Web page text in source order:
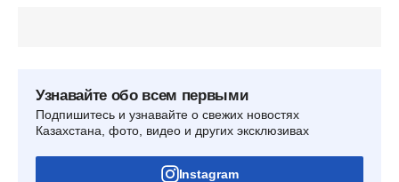
Узнавайте обо всем первыми
Подпишитесь и узнавайте о свежих новостях
Казахстана, фото, видео и других эксклюзивах
Instagram